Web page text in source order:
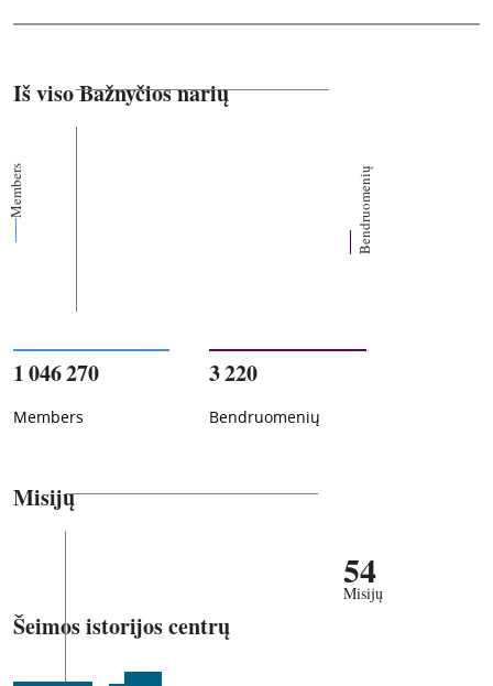
Iš viso Bažnyčios narių
Members Bendruomenių
1 046 270
Members
3 220
Bendruomenių
Misijų
54
Misijų
Šeimos istorijos centrų